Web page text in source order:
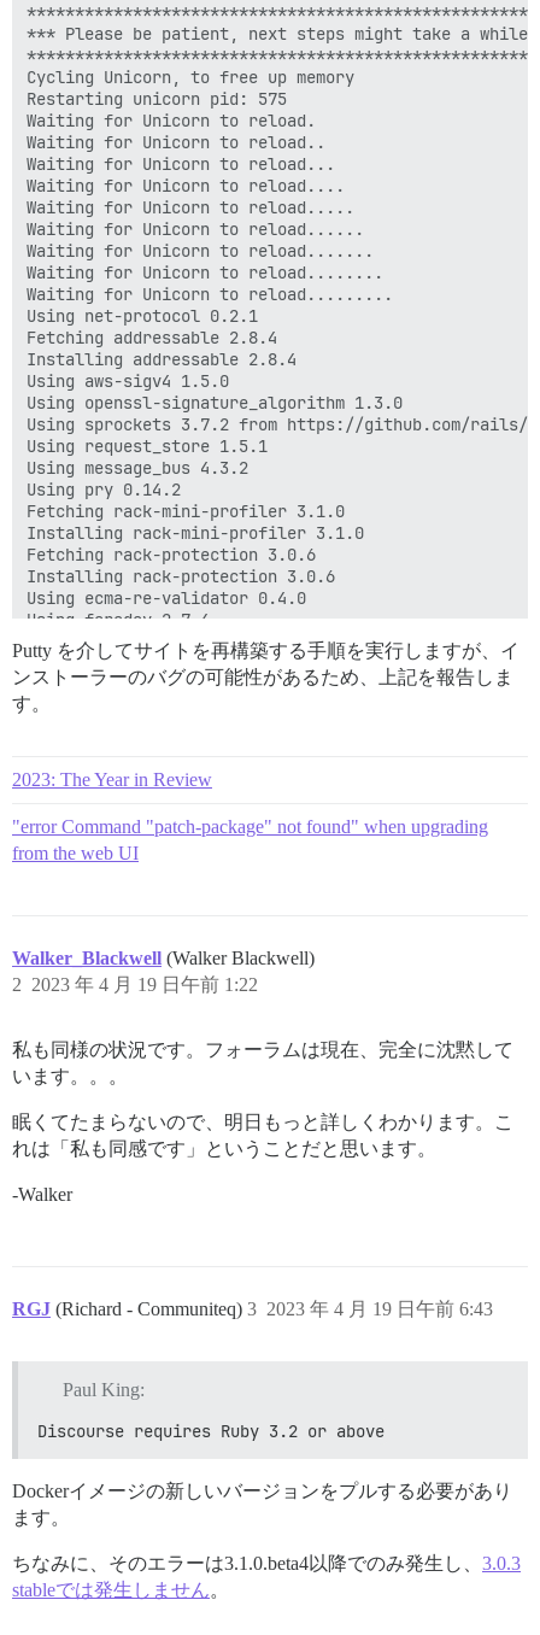
*** Please be patient, next steps might take a while
Cycling Unicorn, to free up memory
Restarting unicorn pid: 575
Waiting for Unicorn to reload.
Waiting for Unicorn to reload..
Waiting for Unicorn to reload...
Waiting for Unicorn to reload....
Waiting for Unicorn to reload.....
Waiting for Unicorn to reload......
Waiting for Unicorn to reload.......
Waiting for Unicorn to reload........
Waiting for Unicorn to reload.........
Using net-protocol 0.2.1
Fetching addressable 2.8.4
Installing addressable 2.8.4
Using aws-sigv4 1.5.0
Using openssl-signature_algorithm 1.3.0
Using sprockets 3.7.2 from https://github.com/rails/
Using request_store 1.5.1
Using message_bus 4.3.2
Using pry 0.14.2
Fetching rack-mini-profiler 3.1.0
Installing rack-mini-profiler 3.1.0
Fetching rack-protection 3.0.6
Installing rack-protection 3.0.6
Using ecma-re-validator 0.4.0
Using faraday 2.7.4
Using image_optim 0.31.3
Using logstash-logger 0.26.1
Using mini_racer 0.6.3
Using mini_suffix 0.3.3
Using web-push 3.0.0
Using sidekiq 6.5.8
Using redis-namespace 1.10.0
Using net-http 0.3.2
Using oauth-tty 1.0.5
Using rqrcode 2.1.2
Using rss 0.2.9
Using unf 0.1.4
Using unicorn 6.1.0
Installing loofah 2.20.0
Using ruby-readability 0.7.0
Using sanitize 6.0.1
Using net-imap 0.3.4
Using net-pop 0.1.2
Using pry-byebug 3.10.1
Using faraday-retry 2.1.0
Using oauth2 1.4.11
Using rtlcss 0.2.0
Using rails-dom-testing 2.0.3
Using activemodel 7.0.4.3
Using mini_scheduler 0.15.0
Using oauth 1.1.0
Using dartsass-ruby 3.0.1
Using rails-html-sanitizer 1.5.0
Fetching mail 2.8.1
Putty を介してサイトを再構築する手順を実行しますが、イ
ンストーラーのバグの可能性があるため、上記を報告しま
す。
2023: The Year in Review
"error Command "patch-package" not found" when upgrading
from the web UI
Walker_Blackwell (Walker Blackwell)
2023 年 4 月 19 日午前 1:22
2
私も同様の状況です。フォーラムは現在、完全に沈黙して
います。。。
眠くてたまらないので、明日もっと詳しくわかります。こ
れは「私も同感です」ということだと思います。
-Walker
RGJ (Richard - Communiteq) 2023 年 4 月 19 日午前 6:43
3
Paul King:
Discourse requires Ruby 3.2 or above
Dockerイメージの新しいバージョンをプルする必要があり
ます。
ちなみに、そのエラーは3.1.0.beta4以降でのみ発生し、 3.0.3
stableでは発生しません。